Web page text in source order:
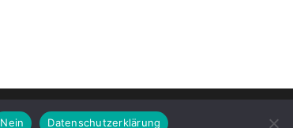
Nein Datenschutzerklärung